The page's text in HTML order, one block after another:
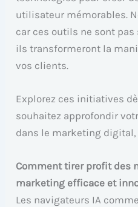
utilisateur mémorables.
car ces outils ne sont
ils transformeront la
vos clients.
Explorez ces initiatives
souhaitez approfondir
dans le marketing
Comment tirer profit des
marketing efficace et
Les navigateurs IA